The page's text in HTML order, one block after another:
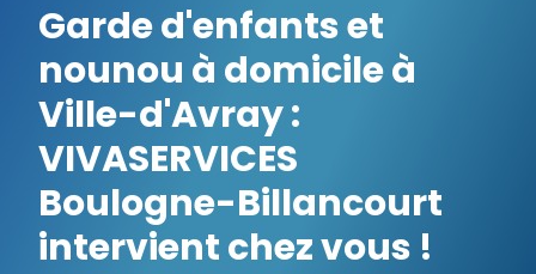
Garde d'enfants et
nounou à domicile à
Ville-d'Avray :
VIVASERVICES
Boulogne-Billancourt
intervient chez vous !